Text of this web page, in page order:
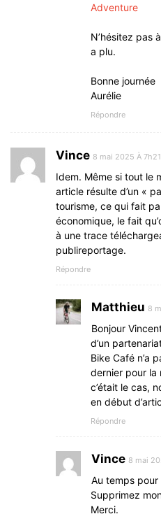
Adventure
N’hésitez pas
a plu.
Bonne journée
Aurélie
Répondre
Vince 8 mai 2025 À 7h21
Idem. Même si tout le
article résulte d’un «
tourisme, ce qui fait
économique, le fait
à une trace
publireportage.
Répondre
Matthieu 8
Bonjour
d’un
Bike Café n’a
dernier pour la
c’était le cas,
en début
Répondre
Vince 8 mai
Au temps pour
Supprimez
Merci.